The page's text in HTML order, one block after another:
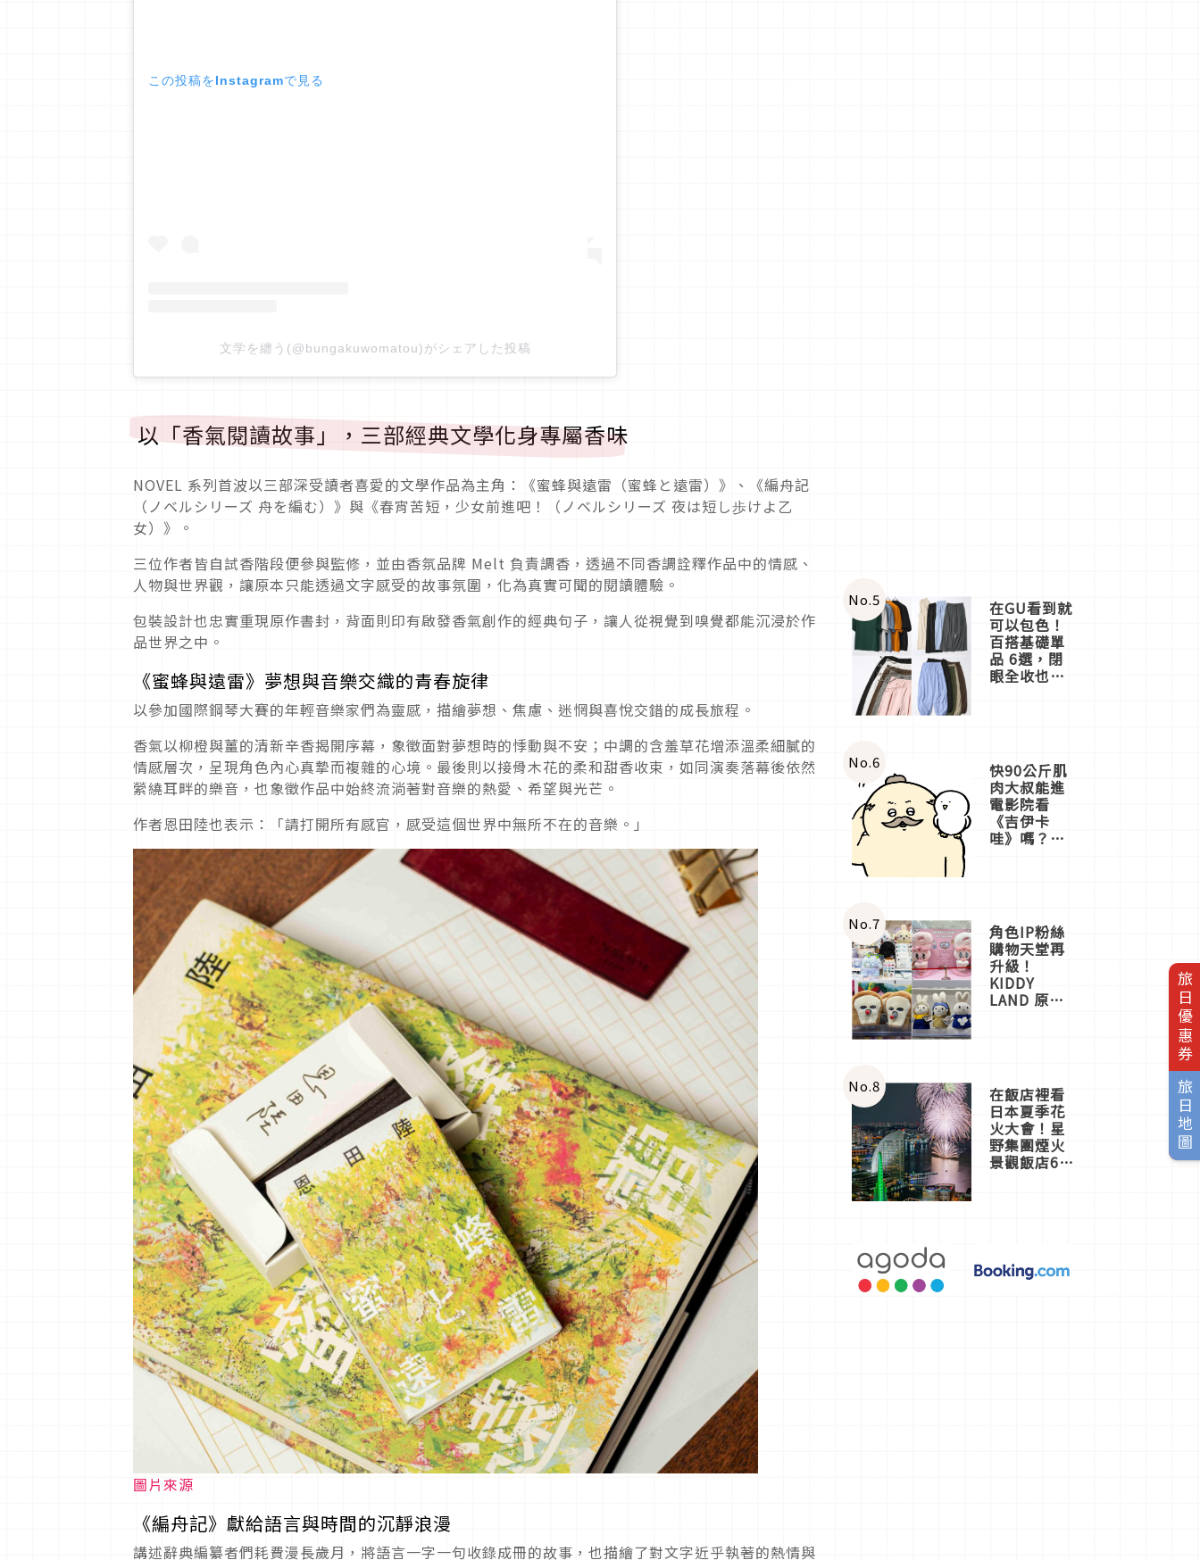
旅日優惠券
旅日地圖
この投稿をInstagramで見る
文学を纏う(@bungakuwomatou)がシェアした投稿
以「香氣閱讀故事」，三部經典文學化身專屬香味
NOVEL 系列首波以三部深受讀者喜愛的文學作品為主角：《蜜蜂與遠雷（蜜蜂と遠雷）》、《編舟記
（ノベルシリーズ 舟を編む）》與《春宵苦短，少女前進吧！（ノベルシリーズ 夜は短し歩けよ乙
女）》。
三位作者皆自試香階段便參與監修，並由香氛品牌 Melt 負責調香，透過不同香調詮釋作品中的情感、
人物與世界觀，讓原本只能透過文字感受的故事氛圍，化為真實可聞的閱讀體驗。
包裝設計也忠實重現原作書封，背面則印有啟發香氣創作的經典句子，讓人從視覺到嗅覺都能沉浸於作
品世界之中。
《蜜蜂與遠雷》夢想與音樂交織的青春旋律
以參加國際鋼琴大賽的年輕音樂家們為靈感，描繪夢想、焦慮、迷惘與喜悅交錯的成長旅程。
香氣以柳橙與薑的清新辛香揭開序幕，象徵面對夢想時的悸動與不安；中調的含羞草花增添溫柔細膩的
情感層次，呈現角色內心真摯而複雜的心境。最後則以接骨木花的柔和甜香收束，如同演奏落幕後依然
縈繞耳畔的樂音，也象徵作品中始終流淌著對音樂的熱愛、希望與光芒。
作者恩田陸也表示：「請打開所有感官，感受這個世界中無所不在的音樂。」
圖片來源
《編舟記》獻給語言與時間的沉靜浪漫
講述辭典編纂者們耗費漫長歲月，將語言一字一句收錄成冊的故事，也描繪了對文字近乎執著的熱情與
No.5 在GU看到就
可以包色！
百搭基礎單
品 6選，閉
眼全收也不
No.6 快90公斤肌
肉大叔能進
電影院看
《吉伊卡
哇》嗎？日
一同給出了
答案
No.7 角色IP粉絲
購物天堂再
升級！
KIDDY
LAND 原宿
店3分即達
No.8 在飯店裡看
日本夏季花
火大會！星
野集團煙火
景觀飯店6